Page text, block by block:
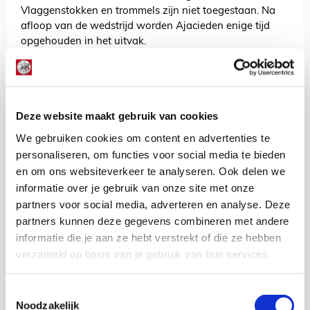
Deze website maakt gebruik van cookies
We gebruiken cookies om content en advertenties te
personaliseren, om functies voor social media te bieden
en om ons websiteverkeer te analyseren. Ook delen we
informatie over je gebruik van onze site met onze
partners voor social media, adverteren en analyse. Deze
partners kunnen deze gegevens combineren met andere
informatie die je aan ze hebt verstrekt of die ze hebben
verzameld op basis van je gebruik van hun services.
Noodzakelijk
Vlaggenstokken en trommels zijn niet toegestaan. Na
afloop van de wedstrijd worden Ajacieden enige tijd
opgehouden in het uitvak.
Staat het antwoord op jouw vraag hier niet tussen?
alle
Instagram
voor eventueel last minute informatie.
Laten we er met z’n allen een mooie trip van maken. Tot
in Spanje!
Check hier alle info over Villarreal-uit
AANBEVOLEN
TV-tip: zo mis je niks van
uitduel met Villarreal
Bekijk alle berichten van De Redactie